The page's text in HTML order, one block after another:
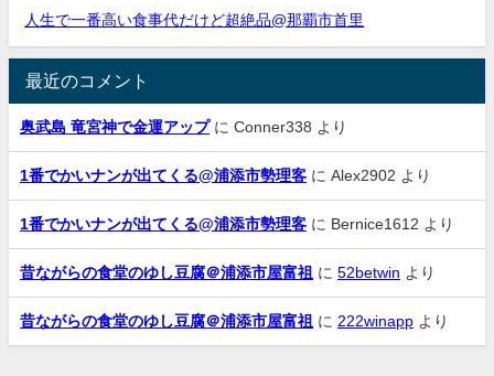
人生で一番高い食事代だけど超絶品@那覇市首里
最近のコメント
奥武島 竜宮神で金運アップに Conner338 より
1番でかいナンが出てくる@浦添市勢理客 に Alex2902 より
1番でかいナンが出てくる@浦添市勢理客 に Bernice1612 より
昔ながらの食堂のゆし豆腐＠浦添市屋富祖 に 52betwin より
昔ながらの食堂のゆし豆腐＠浦添市屋富祖 に 222winapp より